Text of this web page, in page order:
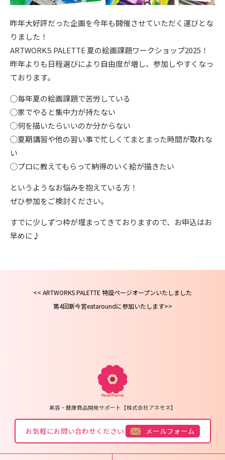
昨年大好評だった企画を今年も開催させていただく運びとな
りました！
ARTWORKS PALETTE 夏の絵画課題ワークショップ2025！
昨年よりも日程選びにより自由度が増し、参加しやすくなっ
ております。
◯毎年夏の絵画課題で苦労している
◯家でやると集中力が持たない
◯何を描いたらいいのか分からない
◯夏期講習や他の習い事で忙しくてまとまった時間が取れな
い
◯プロに教えてもらって納得のいく絵が描きたい
というようなお悩みを抱えている方！
ぜひ参加をご検討ください。
すでに少しずつ枠が埋まってきておりますので、お申込はお
早めに♪
ARTWORKS PALETTE 特設ページオープンいたしました
第4回新今宮eataroundに参加いたします
美容・健康商品開発サポート【株式会社アネモネ】
お気軽にお問い合わせください メールフォーム